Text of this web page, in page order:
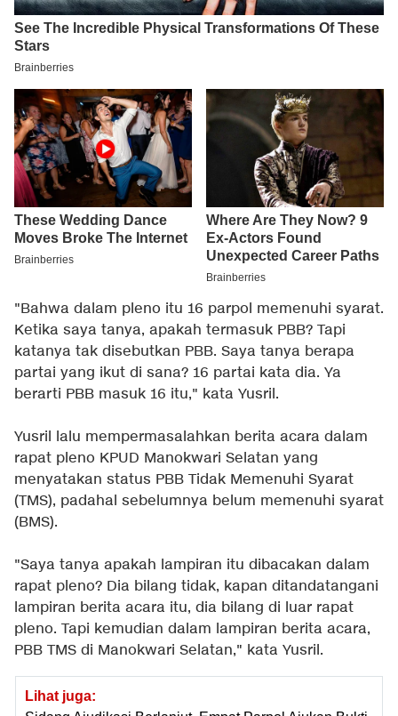
"Bahwa dalam pleno itu 16 parpol memenuhi syarat.
Ketika saya tanya, apakah termasuk PBB? Tapi
katanya tak disebutkan PBB. Saya tanya berapa
partai yang ikut di sana? 16 partai kata dia. Ya
berarti PBB masuk 16 itu," kata Yusril.
Yusril lalu mempermasalahkan berita acara dalam
rapat pleno KPUD Manokwari Selatan yang
menyatakan status PBB Tidak Memenuhi Syarat
(TMS), padahal sebelumnya belum memenuhi syarat
(BMS).
"Saya tanya apakah lampiran itu dibacakan dalam
rapat pleno? Dia bilang tidak, kapan ditandatangani
lampiran berita acara itu, dia bilang di luar rapat
pleno. Tapi kemudian dalam lampiran berita acara,
PBB TMS di Manokwari Selatan," kata Yusril.
Lihat juga: